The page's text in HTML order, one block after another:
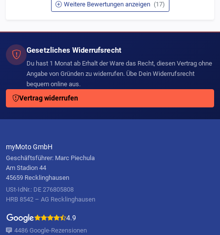
Weitere Bewertungen anzeigen (17)
Gesetzliches Widerrufsrecht
Du hast 1 Monat ab Erhalt der Ware das Recht, diesen Vertrag ohne
Angabe von Gründen zu widerrufen. Übe Dein Widerrufsrecht
bequem online aus.
Vertrag widerrufen
myMoto GmbH
Geschäftsführer: Marc Piechula
Am Stadion 44
45659 Recklinghausen
USt-IdNr.: DE 276805808
HRB 8542 – AG Recklinghausen
4.9
4486 Google-Rezensionen